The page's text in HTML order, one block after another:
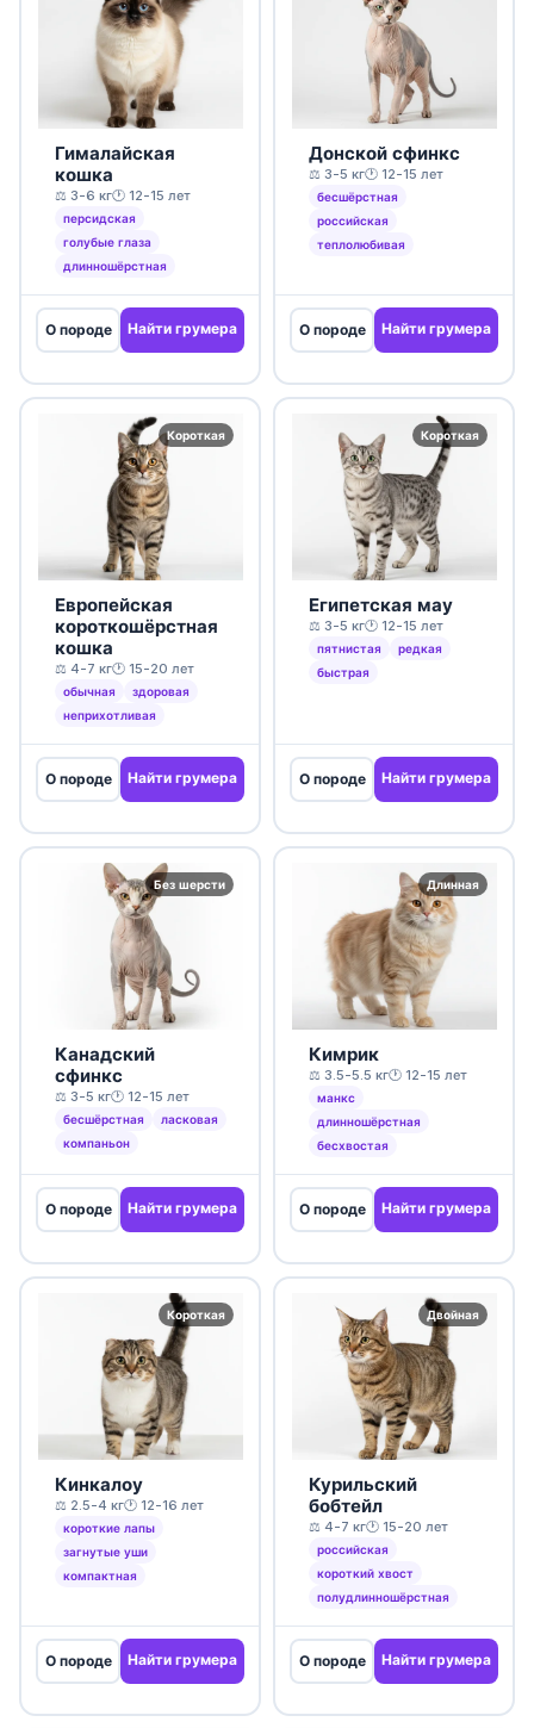
Гималайская
кошка
⚖️ 3-6 кг🕐 12-15 лет
персидская
голубые глаза
длинношёрстная
О породе Найти грумера
Донской сфинкс
⚖️ 3-5 кг🕐 12-15 лет
бесшёрстная
российская
теплолюбивая
О породе Найти грумера
Короткая
Европейская
короткошёрстная
кошка
⚖️ 4-7 кг🕐 15-20 лет
обычная
здоровая
неприхотливая
О породе Найти грумера
Короткая
Египетская мау
⚖️ 3-5 кг🕐 12-15 лет
пятнистая
редкая
быстрая
О породе Найти грумера
Без шерсти
Канадский
сфинкс
⚖️ 3-5 кг🕐 12-15 лет
бесшёрстная
ласковая
компаньон
О породе Найти грумера
Длинная
Кимрик
⚖️ 3.5-5.5 кг🕐 12-15 лет
манкс
длинношёрстная
бесхвостая
О породе Найти грумера
Короткая
Кинкалоу
⚖️ 2.5-4 кг🕐 12-16 лет
короткие лапы
загнутые уши
компактная
О породе Найти грумера
Двойная
Курильский
бобтейл
⚖️ 4-7 кг🕐 15-20 лет
российская
короткий хвост
полудлинношёрстная
О породе Найти грумера